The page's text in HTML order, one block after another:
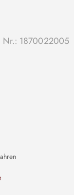
Nr.: 1870022005